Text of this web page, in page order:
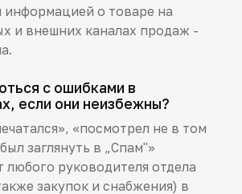
информацией о товаре на
и внешних каналах продаж -
с ошибками в
если они неизбежны?
«посмотрел не в том
заглянуть в „Спам"»
любого руководителя отдела
закупок и снабжения) в